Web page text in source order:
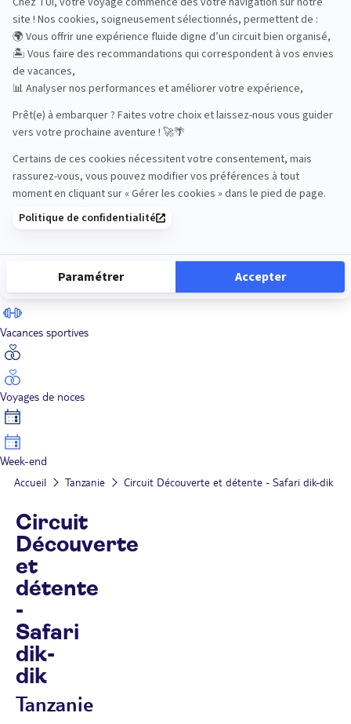
Road Trips
Safari
Sénior
Vacances sportives
Voyages de noces
Week-end
Accueil Tanzanie Circuit Découverte et détente - Safari dik-dik
Circuit
Découverte
et
détente
-
Safari
dik-
dik
Tanzanie